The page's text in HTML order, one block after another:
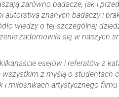
zarówno badacze, jak i
autorstwa znanych badaczy i
wiedzy o tej szczególnej
zadomowiła się w naszych
esejów i referatów z
z myślą o studentach
miłośnikach artystycznego